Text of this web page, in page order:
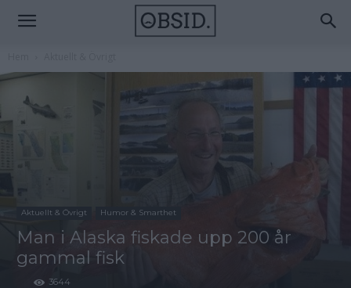
Aktuellt & Övrigt Humor & Smarthet
Man i Alaska fiskade upp 200 år
gammal fisk
3644